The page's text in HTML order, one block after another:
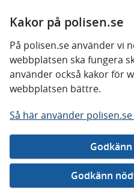
Kakor på polisen.se
På polisen.se använder vi
webbplatsen ska fungera
använder också kakor för
webbplatsen bättre.
Så här använder